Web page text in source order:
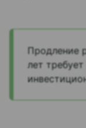
Продление
лет